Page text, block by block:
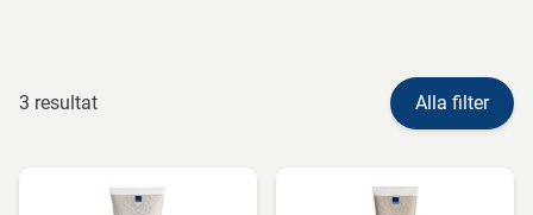
3 resultat Alla filter